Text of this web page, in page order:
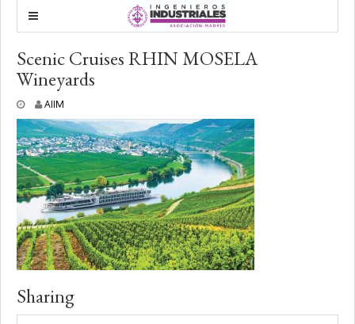
Scenic Cruises RHIN MOSELA
Wineyards
7
f
e
b
r
e
r
,
2
0
2
AIIM
Sharing